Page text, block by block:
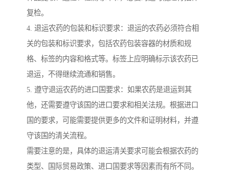
复检。
4. 退运农药的包装和标识要求：退运的农药必须符合相
关的包装和标识要求，包括农药包装容器的材质和规
格、标签的内容和格式等。标签上应明确标示该农药已
退运，不得继续流通和销售。
5. 遵守退运农药的进口国要求：如果农药是退运到其
他，还需要遵守该国的进口要求和相关法规。根据进口
国的要求，可能需要提供更多的文件和证明材料，并遵
守该国的清关流程。
需要注意的是，具体的退运清关要求可能会根据农药的
类型、国际贸易政策、进口国要求等因素而有所不同。